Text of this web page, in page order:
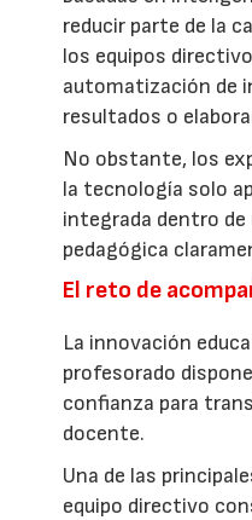
reducir parte de la
los equipos
automatización de
resultados o
No obstante, los
la tecnología solo
integrada dentro
pedagógica
El reto de
La innovación
profesorado
confianza para
docente.
Una de las
equipo directivo